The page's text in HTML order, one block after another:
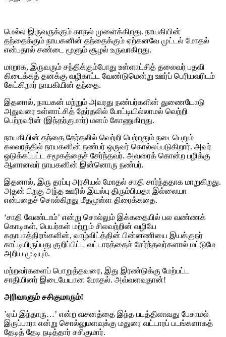
மெல்ல இருவருக்கும் காதல் முளைக்கிறது. நாயகியின்
தந்தைக்கும் நாயகனின் தந்தைக்கும் ஏற்கனவே முட்டல் மோதல்
என்பதால் சண்டை மூளும் சூழல் உருவாகிறது.
மாறாக, இருவரும் சந்திக்கும்போது உள்ளாட்சித் தலைவர் பதவி
கிடைக்கத் தனக்கு வழிகாட்ட வேண்டுமென்று ஊர்ப் பெரியவரிடம்
கேட்கிறார் நாயகியின் தந்தை.
இதனால், நாயகன் மற்றும் அவரது நண்பர்களின் துணையோடு
அதுவரை உள்ளாட்சித் தேர்தலில் போட்டியில்லாமல் வெற்றி
பெற்றவரின் (இந்தர்குமார்) மனம் கோணுகிறது.
நாயகியின் தந்தை தேர்தலில் வெற்றி பெற்றதும் நடைபெறும்
கலவரத்தில் நாயகனின் நண்பர் ஒருவர் கொல்லப்படுகிறார். அவர்
ஒடுக்கப்பட்ட சமூகத்தைச் சேர்ந்தவர். அவரைக் கொன்ற பழிக்கு
ஆளானவர் நாயகனின் இன்னொரு நண்பர்.
இதனால், இரு தரப்பு அரசியல் மோதல் சாதி சார்ந்ததாக மாறுகிறது.
அதன் பிறகு அந்த ஊரில் இயல்பு திரும்பியதா இல்லையா
என்பதைச் சொல்கிறது மீதமுள்ள திரைக்கதை.
‘சாதி வேண்டாம்’ என்று சொல்லும் இக்கதையில் பல வண்ணக்
கொடிகள், பெயர்கள் மற்றும் சிலவற்றின் வழியே
கதாபாத்திரங்களின், வாழ்விட்த்தின் பின்னணியை இயக்குநர்
காட்டியிருப்பது குறிப்பிட்ட வட்டாரத்தைச் சேர்ந்தவர்களால் மட்டுமே
அறிய முடியும்.
மற்றவர்களைப் பொறுத்தவரை, இது இரண்டுக்கு மேற்பட்ட
சாதியினர் இடையேயான மோதல். அவ்வளவுதான்!
அரிவாளும் சசிகுமாரும்!
’ஏய் இந்தாரு…’ என்ற வசனத்தை இந்த படத்திலாவது பேசாமல்
இருப்பாரா என்று சொல்லுமளவுக்கு மதுரை வட்டாரப் படங்களாகத்
தேடித் தேடி நடித்தார் சசிகுமார்.